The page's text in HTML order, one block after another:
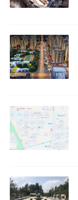
效果图
效果图
效果图